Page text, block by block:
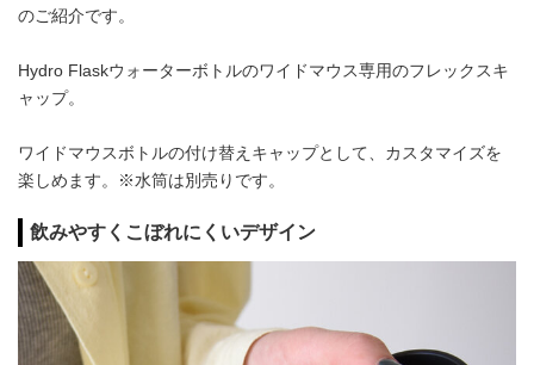
のご紹介です。
Hydro Flaskウォーターボトルのワイドマウス専用のフレックスキ
ャップ。
ワイドマウスボトルの付け替えキャップとして、カスタマイズを
楽しめます。※水筒は別売りです。
飲みやすくこぼれにくいデザイン